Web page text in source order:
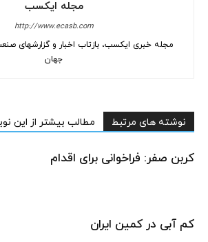
مجله ایکسب
http://www.ecasb.com
مجله خبری ایکسب، بازتاب اخبار و گزارشهای
جهان
نوشته های مرتبط مطالب بیشتر از این
کربن صفر: فراخوانی برای اقدام
کم آبی در کمین ایران